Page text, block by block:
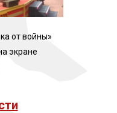
от войны»
экране